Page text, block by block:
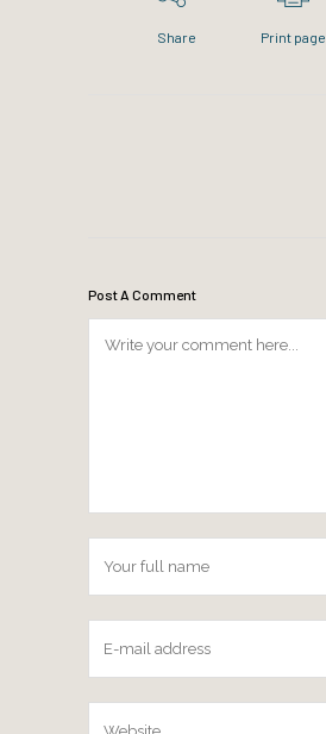
Share Print page
Post A Comment